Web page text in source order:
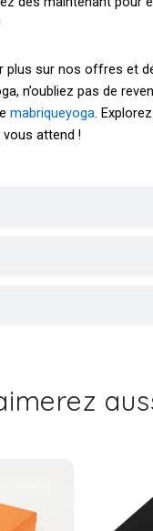
plus sur nos offres et
n’oubliez pas de
mabriqueyoga.
attend !